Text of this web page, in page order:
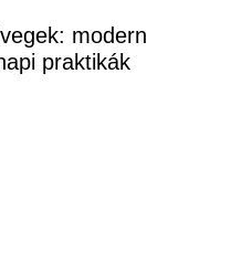
modern
praktikák